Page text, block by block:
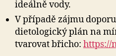
ideálně vody.
V případě zájmu
dietologický plán na
tvarovat břicho: https://